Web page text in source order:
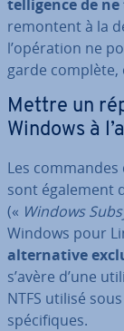
tel­li­gence de
remontent à la
l’opération ne
garde
Mettre un
Windows à
Les
sont également
(« Windows
Windows pour
al­ter­na­tive
s’avère d’une
NTFS utilisé
spé­ci­fiques.